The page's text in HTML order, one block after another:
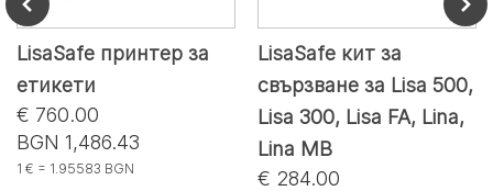
LisaSafe принтер за
етикети
€ 760.00
BGN 1,486.43
1 € = 1.95583 BGN
LisaSafe кит за
свързване за Lisa 500,
Lisa 300, Lisa FA, Lina,
Lina MB
€ 284.00